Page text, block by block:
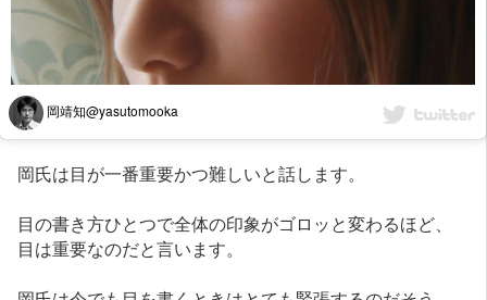
岡靖知@yasutomooka
岡氏は目が一番重要かつ難しいと話します。
目の書き方ひとつで全体の印象がゴロッと変わるほど、
目は重要なのだと言います。